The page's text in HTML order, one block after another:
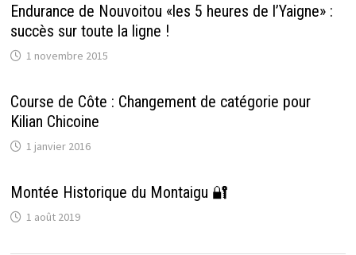
Endurance de Nouvoitou «les 5 heures de l’Yaigne» :
succès sur toute la ligne !
1 novembre 2015
Course de Côte : Changement de catégorie pour
Kilian Chicoine
1 janvier 2016
Montée Historique du Montaigu 🔐
1 août 2019